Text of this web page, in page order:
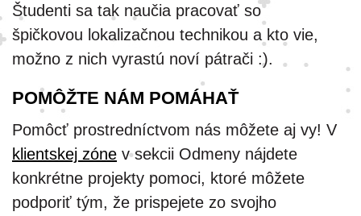
Študenti sa tak naučia pracovať so
špičkovou lokalizačnou technikou a kto vie,
možno z nich vyrastú noví pátrači :).
POMÔŽTE NÁM POMÁHAŤ
Pomôcť prostredníctvom nás môžete aj vy! V
klientskej zóne v sekcii Odmeny nájdete
konkrétne projekty pomoci, ktoré môžete
podporiť tým, že prispejete zo svojho